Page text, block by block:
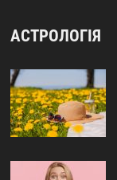
АСТРОЛОГІЯ